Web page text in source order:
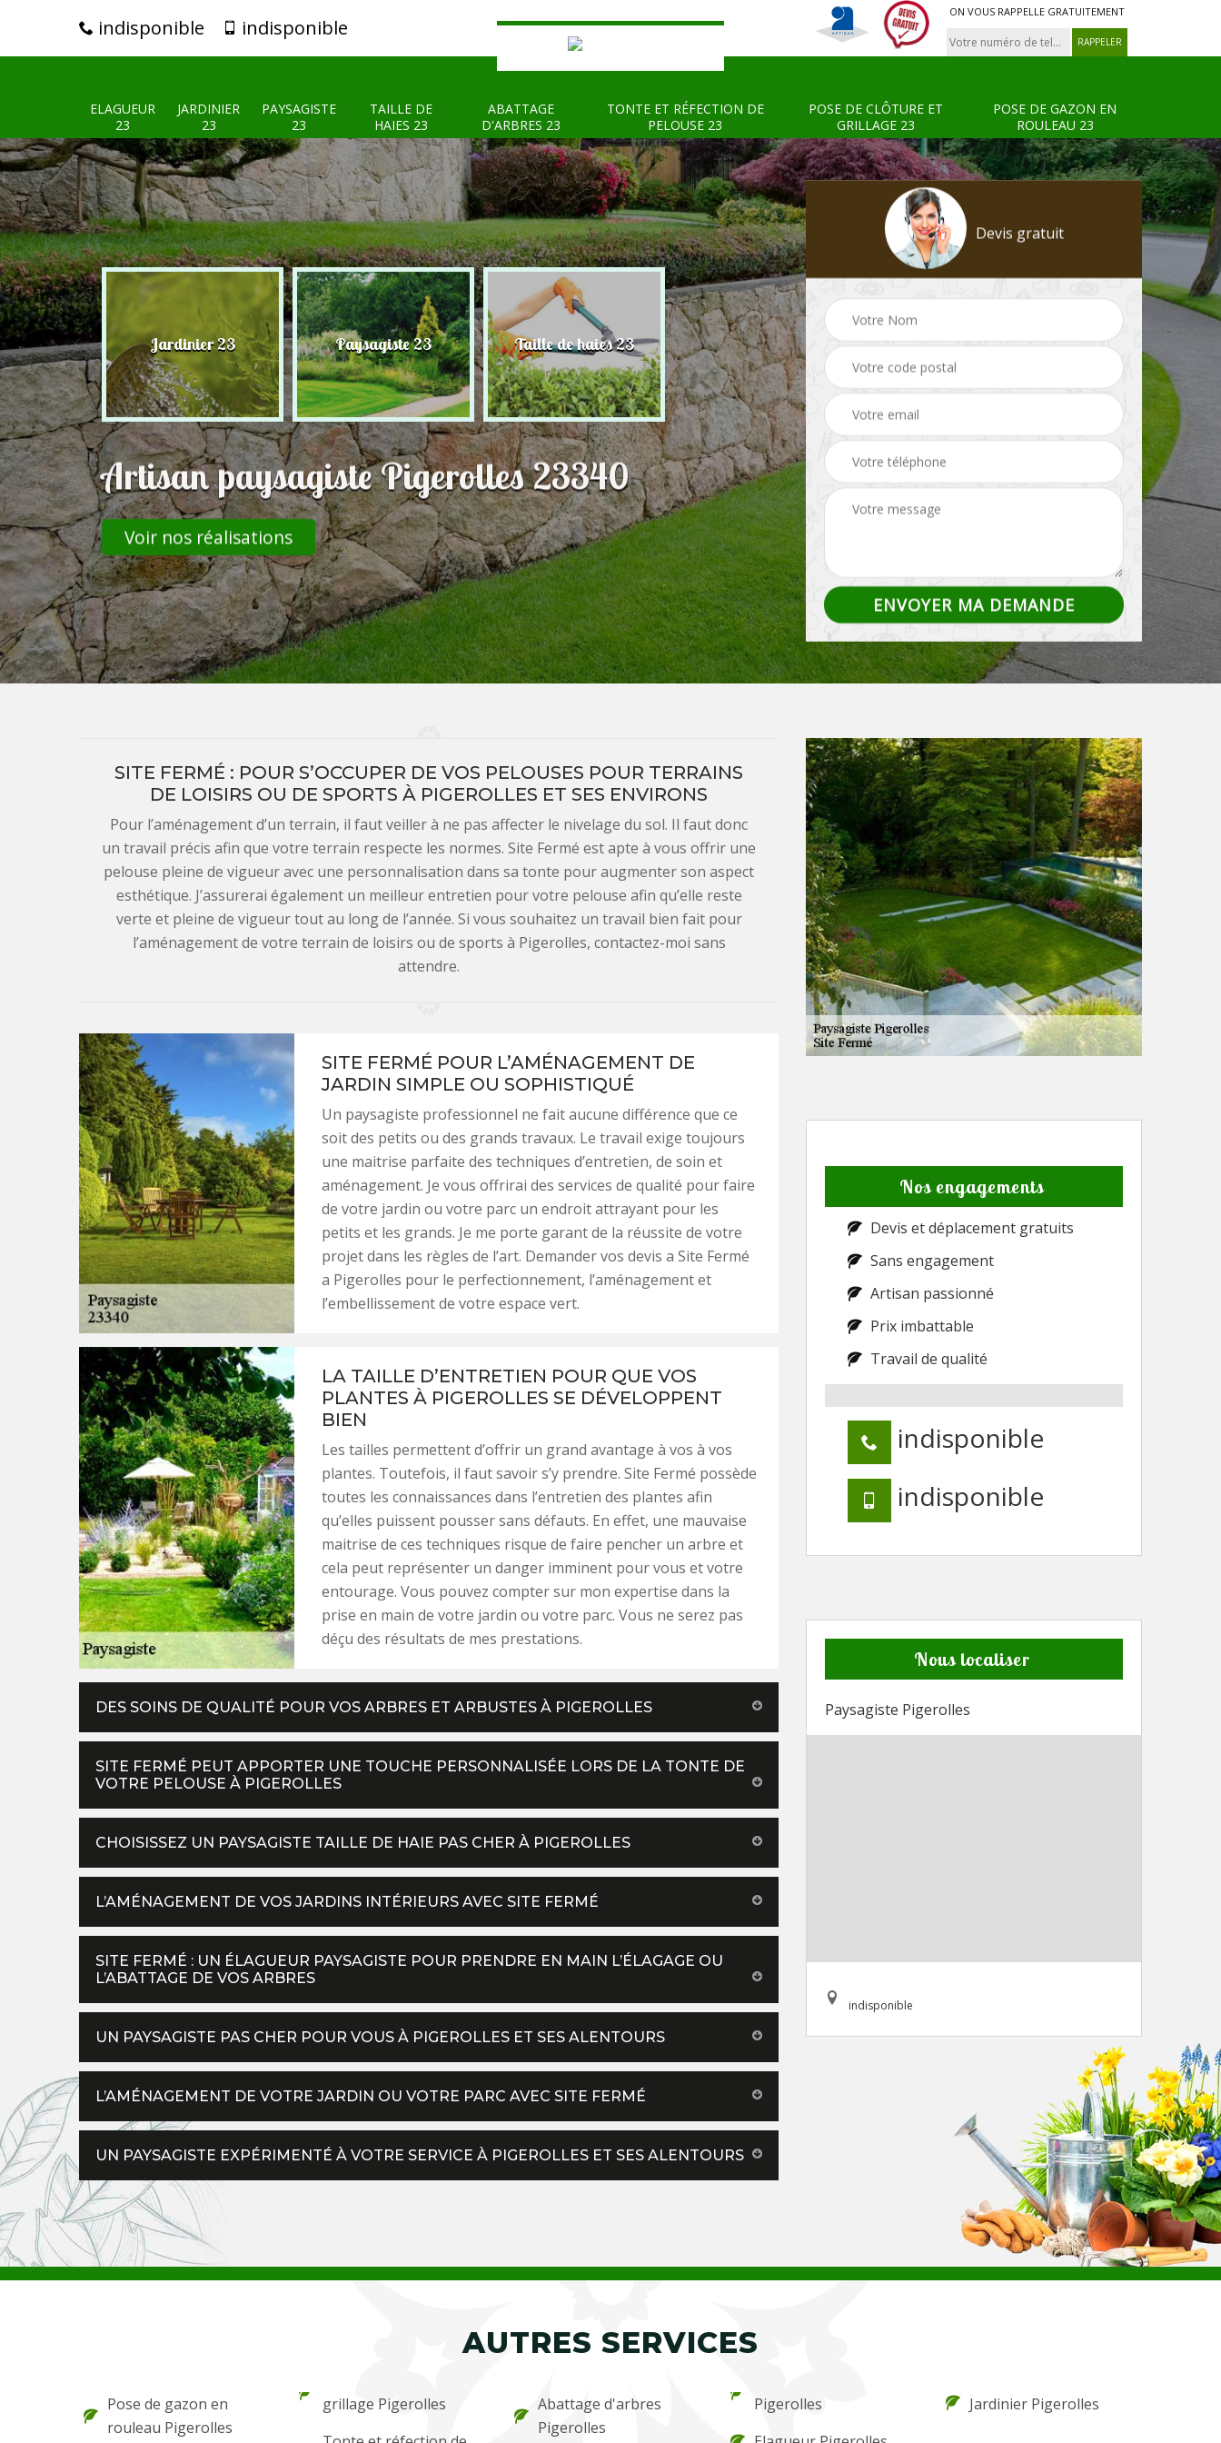
indisponible indisponible
ON VOUS RAPPELLE GRATUITEMENT
ELAGUEUR
23
JARDINIER
23
PAYSAGISTE
23
TAILLE DE
HAIES 23
ABATTAGE
D'ARBRES 23
TONTE ET RÉFECTION DE
PELOUSE 23
POSE DE CLÔTURE ET
GRILLAGE 23
POSE DE GAZON EN
ROULEAU 23
23 Jardinier 23 Paysagiste 23 Taille de haies 23 Abattage d'arbres 23 pelouse 23
Pose de clôture et
grillage 23
Artisan paysagiste Pigerolles 23340
Voir nos réalisations
Devis gratuit
SITE FERMÉ : POUR S’OCCUPER DE VOS PELOUSES POUR TERRAINS
DE LOISIRS OU DE SPORTS À PIGEROLLES ET SES ENVIRONS
Pour l’aménagement d’un terrain, il faut veiller à ne pas affecter le nivelage du sol. Il faut donc
un travail précis afin que votre terrain respecte les normes. Site Fermé est apte à vous offrir une
pelouse pleine de vigueur avec une personnalisation dans sa tonte pour augmenter son aspect
esthétique. J’assurerai également un meilleur entretien pour votre pelouse afin qu’elle reste
verte et pleine de vigueur tout au long de l’année. Si vous souhaitez un travail bien fait pour
l’aménagement de votre terrain de loisirs ou de sports à Pigerolles, contactez-moi sans
attendre.
SITE FERMÉ POUR L’AMÉNAGEMENT DE
JARDIN SIMPLE OU SOPHISTIQUÉ
Un paysagiste professionnel ne fait aucune différence que ce
soit des petits ou des grands travaux. Le travail exige toujours
une maitrise parfaite des techniques d’entretien, de soin et
aménagement. Je vous offrirai des services de qualité pour faire
de votre jardin ou votre parc un endroit attrayant pour les
petits et les grands. Je me porte garant de la réussite de votre
projet dans les règles de l’art. Demander vos devis a Site Fermé
a Pigerolles pour le perfectionnement, l’aménagement et
l’embellissement de votre espace vert.
LA TAILLE D’ENTRETIEN POUR QUE VOS
PLANTES À PIGEROLLES SE DÉVELOPPENT
BIEN
Les tailles permettent d’offrir un grand avantage à vos à vos
plantes. Toutefois, il faut savoir s’y prendre. Site Fermé possède
toutes les connaissances dans l’entretien des plantes afin
qu’elles puissent pousser sans défauts. En effet, une mauvaise
maitrise de ces techniques risque de faire pencher un arbre et
cela peut représenter un danger imminent pour vous et votre
entourage. Vous pouvez compter sur mon expertise dans la
prise en main de votre jardin ou votre parc. Vous ne serez pas
déçu des résultats de mes prestations.
DES SOINS DE QUALITÉ POUR VOS ARBRES ET ARBUSTES À PIGEROLLES
SITE FERMÉ PEUT APPORTER UNE TOUCHE PERSONNALISÉE LORS DE LA TONTE DE
VOTRE PELOUSE À PIGEROLLES
CHOISISSEZ UN PAYSAGISTE TAILLE DE HAIE PAS CHER À PIGEROLLES
L’AMÉNAGEMENT DE VOS JARDINS INTÉRIEURS AVEC SITE FERMÉ
SITE FERMÉ : UN ÉLAGUEUR PAYSAGISTE POUR PRENDRE EN MAIN L’ÉLAGAGE OU
L’ABATTAGE DE VOS ARBRES
UN PAYSAGISTE PAS CHER POUR VOUS À PIGEROLLES ET SES ALENTOURS
L’AMÉNAGEMENT DE VOTRE JARDIN OU VOTRE PARC AVEC SITE FERMÉ
UN PAYSAGISTE EXPÉRIMENTÉ À VOTRE SERVICE À PIGEROLLES ET SES ALENTOURS
Nos engagements
Devis et déplacement gratuits
Sans engagement
Artisan passionné
Prix imbattable
Travail de qualité
indisponible
indisponible
Nous localiser
Paysagiste Pigerolles
indisponible
AUTRES SERVICES
Pose de gazon en
rouleau Pigerolles
grillage Pigerolles
Abattage d'arbres
Pigerolles
Pigerolles
Jardinier Pigerolles